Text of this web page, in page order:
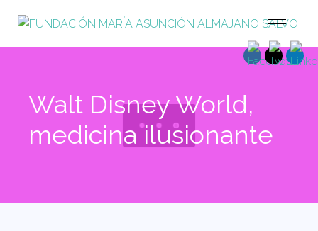
Walt Disney World,
medicina ilusionante